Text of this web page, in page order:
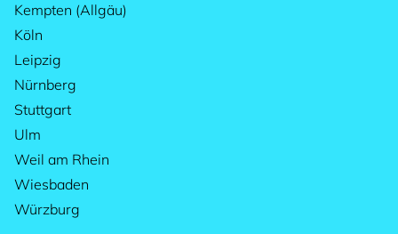
Kempten (Allgäu)
Köln
Leipzig
Nürnberg
Stuttgart
Ulm
Weil am Rhein
Wiesbaden
Würzburg